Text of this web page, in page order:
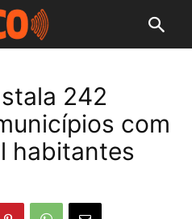
242
com
habitantes